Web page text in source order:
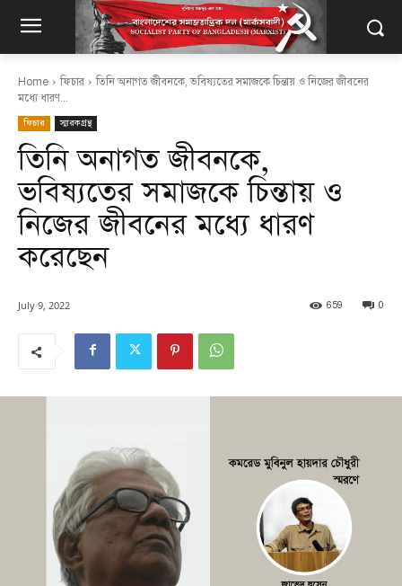
Home ফিচার
তিনি অনাগত জীবনকে, ভবিষ্যতের সমাজকে চিন্তায় ও নিজের জীবনের
মধ্যে ধারণ...
ফিচার স্মারকগ্রন্থ
তিনি অনাগত জীবনকে,
ভবিষ্যতের সমাজকে চিন্তায় ও
নিজের জীবনের মধ্যে ধারণ
করেছেন
July 9, 2022 0
659